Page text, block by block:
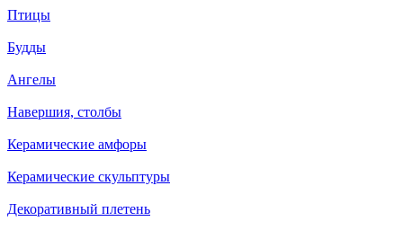
Птицы
Будды
Ангелы
Навершия, столбы
Керамические амфоры
Керамические скульптуры
Декоративный плетень